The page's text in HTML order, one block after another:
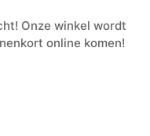
Onze winkel wordt
online komen!